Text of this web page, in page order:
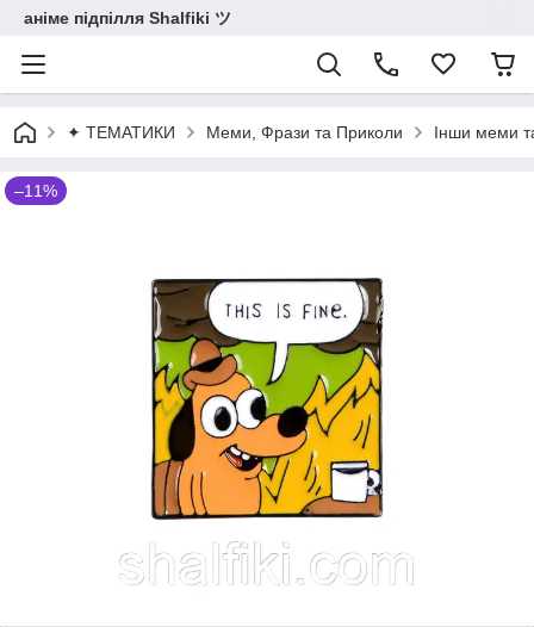
аніме підпілля Shalfiki ツ
✦ ТЕМАТИКИ Меми, Фрази та Приколи Інши меми
–11%